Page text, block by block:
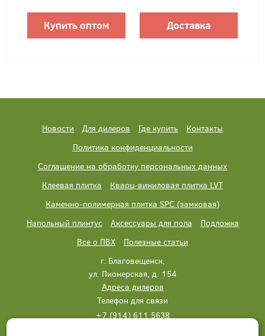
Купить оптом Доставка
Новости Для дилеров Где купить
Контакты
Политика конфиденциальности
Соглашение на обработку персональных данных
Клеевая плитка
Кварц-виниловая плитка LVT
Каменно-полимерная плитка SPC (замковая)
Напольный плинтус
Аксессуары для пола
Подложка
Все о ПВХ
Полезные статьи
г. Благовещенск,
ул. Пионерская, д. 154
Адреса дилеров
Телефон для связи
+7 (914) 611 5638